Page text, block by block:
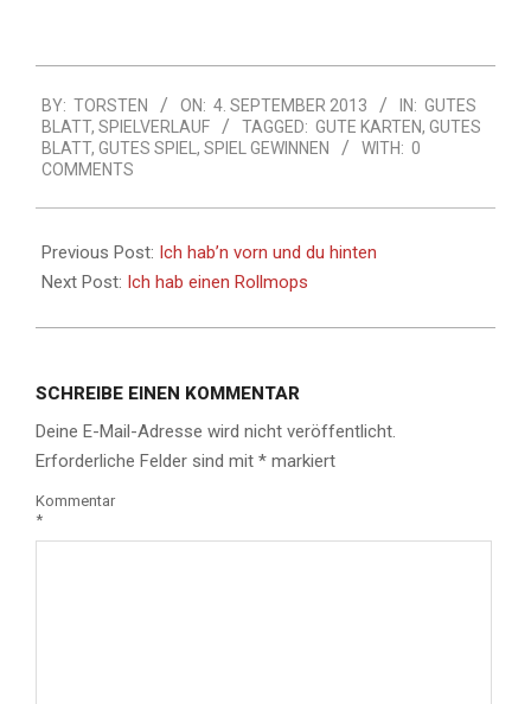
09-
04
BY: TORSTEN ON: 4. SEPTEMBER 2013 IN: GUTES
BLATT, SPIELVERLAUF TAGGED: GUTE KARTEN, GUTES
BLATT, GUTES SPIEL , SPIEL GEWINNEN WITH: 0
COMMENTS
Previous Post: Ich hab’n vorn und du hinten
Next Post: Ich hab einen Rollmops
SCHREIBE EINEN KOMMENTAR
Deine E-Mail-Adresse wird nicht veröffentlicht.
Erforderliche Felder sind mit * markiert
Kommentar
*